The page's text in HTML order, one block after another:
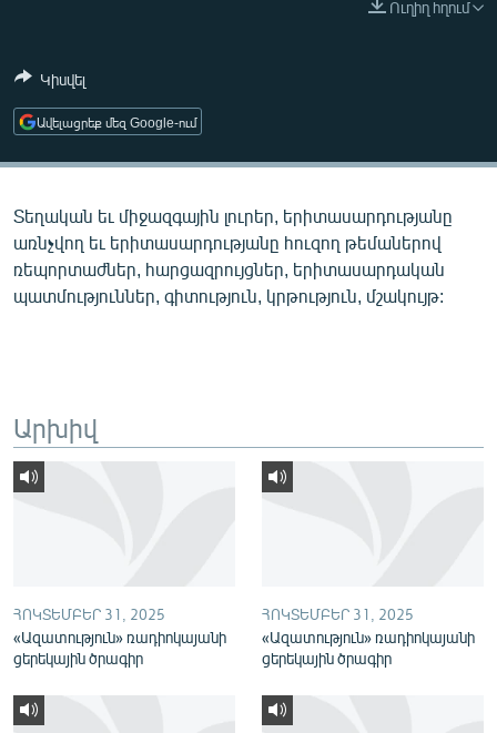
ՄԵԿՆԱԲԱՆՈՒԹՅՈՒՆ
ԿՈՐՈՆԱՎԻՐՈՒՍ
ԱՐԽԻՎ
ՏԵՍԱՆՅՈՒԹԵՐ
ՓՈԴՔԱՍԹ
Հայերեն
ՀԵՏԵՎԵՔ ՄԵԶ
Ուղիղ հղում
Կիսվել
Ավելացրեք մեզ Google-ում
Տեղական եւ միջազգային լուրեր, երիտասարդությանը
առնչվող եւ երիտասարդությանը հուզող թեմաներով
ռեպորտաժներ, հարցազրույցներ, երիտասարդական
պատմություններ, գիտություն, կրթություն, մշակույթ:
Արխիվ
ՀՈԿՏԵՄԲԵՐ 31, 2025
«Ազատություն» ռադիոկայանի
ցերեկային ծրագիր
ՀՈԿՏԵՄԲԵՐ 31, 2025
«Ազատություն» ռադիոկայանի
ցերեկային ծրագիր